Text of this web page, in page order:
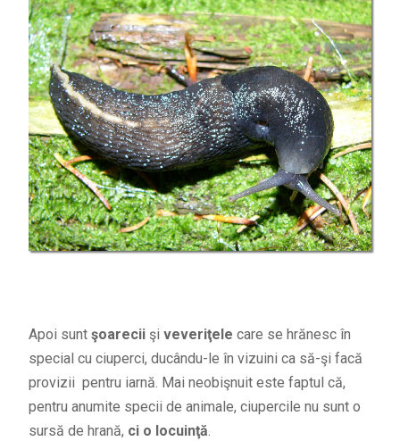
Apoi suntşoareciişi veveriţele care se hrănesc în
special cu ciuperci, ducându-le în vizuini ca să-şi facă
provizii pentru iarnă. Mai neobişnuit este faptul că,
pentru anumite specii de animale, ciupercile nu sunt o
sursă de hrană, ci o locuinţă.